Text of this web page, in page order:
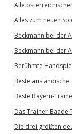
Alle
Alles zum neuen
Beckmann bei der
Beckmann bei der
Berühmte
Beste
Beste Bayern-
Das Trainer-
Die drei größten